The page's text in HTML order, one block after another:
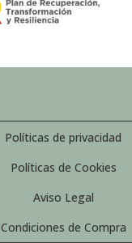
Políticas de privacidad
Políticas de Cookies
Aviso Legal
Condiciones de Compra